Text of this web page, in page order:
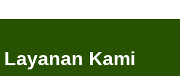
Layanan Kami